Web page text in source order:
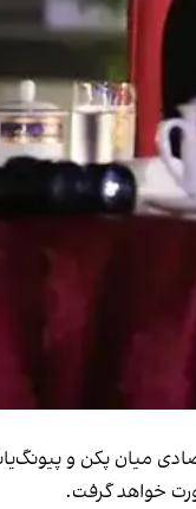
میان پکن و
خواهد گرفت.